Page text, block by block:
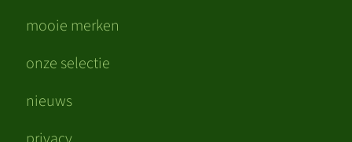
mooie merken
onze selectie
nieuws